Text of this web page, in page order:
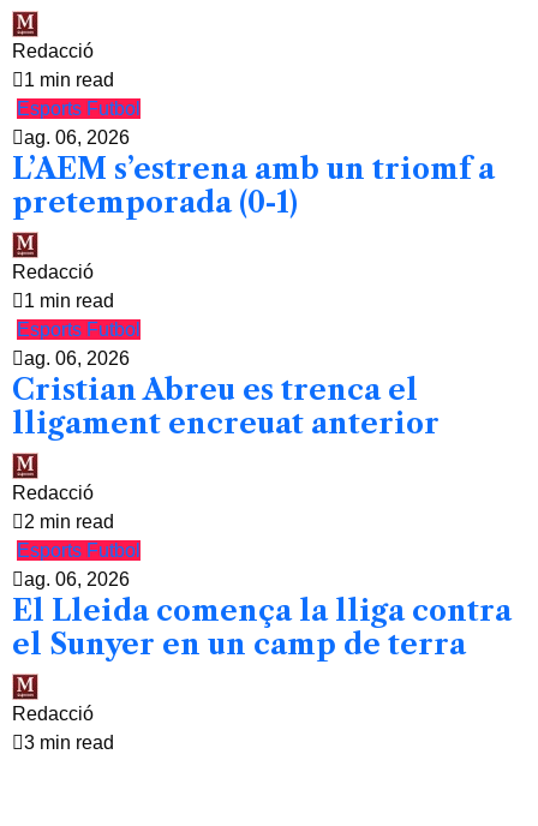
Redacció
1 min read
Esports Futbol
ag. 06, 2026
L’AEM s’estrena amb un triomf a
pretemporada (0-1)
Redacció
1 min read
Esports Futbol
ag. 06, 2026
Cristian Abreu es trenca el
lligament encreuat anterior
Redacció
2 min read
Esports Futbol
ag. 06, 2026
El Lleida comença la lliga contra
el Sunyer en un camp de terra
Redacció
3 min read